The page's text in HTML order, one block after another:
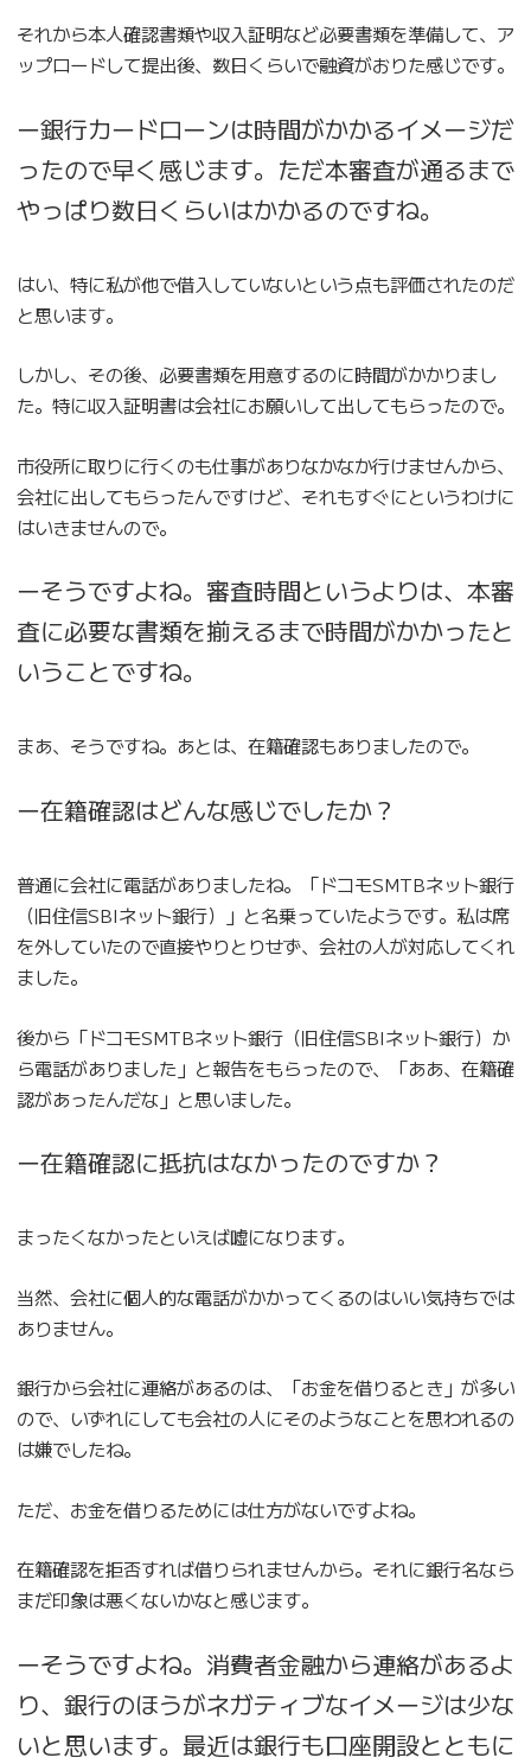
それから本人確認書類や収入証明など必要書類を準備して、ア
ップロードして提出後、数日くらいで融資がおりた感じです。
ー銀行カードローンは時間がかかるイメージだ
ったので早く感じます。ただ本審査が通るまで
やっぱり数日くらいはかかるのですね。
はい、特に私が他で借入していないという点も評価されたのだ
と思います。
しかし、その後、必要書類を用意するのに時間がかかりまし
た。特に収入証明書は会社にお願いして出してもらったので。
市役所に取りに行くのも仕事がありなかなか行けませんから、
会社に出してもらったんですけど、それもすぐにというわけに
はいきませんので。
ーそうですよね。審査時間というよりは、本審
査に必要な書類を揃えるまで時間がかかったと
いうことですね。
まあ、そうですね。あとは、在籍確認もありましたので。
ー在籍確認はどんな感じでしたか？
普通に会社に電話がありましたね。「ドコモSMTBネット銀行
（旧住信SBIネット銀行）」と名乗っていたようです。私は席
を外していたので直接やりとりせず、会社の人が対応してくれ
ました。
後から「ドコモSMTBネット銀行（旧住信SBIネット銀行）か
ら電話がありました」と報告をもらったので、「ああ、在籍確
認があったんだな」と思いました。
ー在籍確認に抵抗はなかったのですか？
まったくなかったといえば嘘になります。
当然、会社に個人的な電話がかかってくるのはいい気持ちでは
ありません。
銀行から会社に連絡があるのは、「お金を借りるとき」が多い
ので、いずれにしても会社の人にそのようなことを思われるの
は嫌でしたね。
ただ、お金を借りるためには仕方がないですよね。
在籍確認を拒否すれば借りられませんから。それに銀行名なら
まだ印象は悪くないかなと感じます。
ーそうですよね。消費者金融から連絡があるよ
り、銀行のほうがネガティブなイメージは少な
いと思います。最近は銀行も口座開設とともに